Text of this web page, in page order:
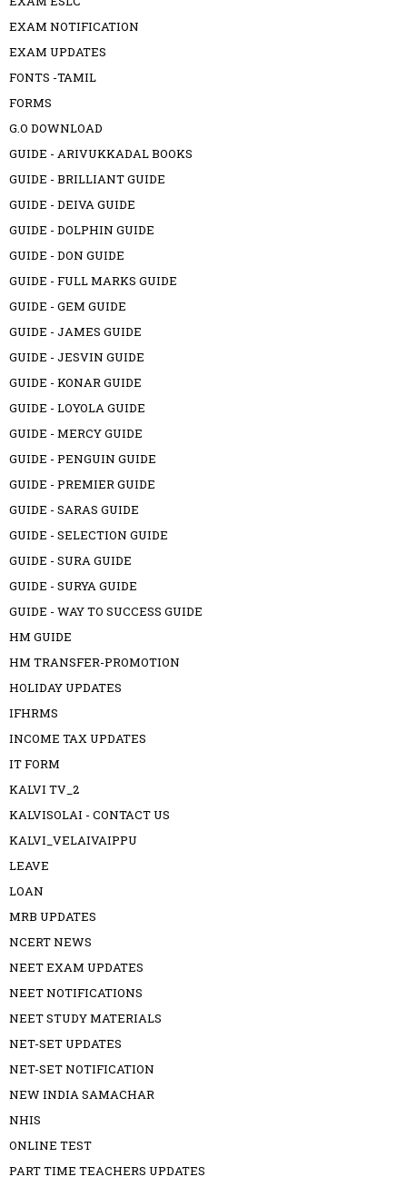
EXAM NOTIFICATION
EXAM UPDATES
FONTS -TAMIL
FORMS
G.O DOWNLOAD
GUIDE - ARIVUKKADAL BOOKS
GUIDE - BRILLIANT GUIDE
GUIDE - DEIVA GUIDE
GUIDE - DOLPHIN GUIDE
GUIDE - DON GUIDE
GUIDE - FULL MARKS GUIDE
GUIDE - GEM GUIDE
GUIDE - JAMES GUIDE
GUIDE - JESVIN GUIDE
GUIDE - KONAR GUIDE
GUIDE - LOYOLA GUIDE
GUIDE - MERCY GUIDE
GUIDE - PENGUIN GUIDE
GUIDE - PREMIER GUIDE
GUIDE - SARAS GUIDE
GUIDE - SELECTION GUIDE
GUIDE - SURA GUIDE
GUIDE - SURYA GUIDE
GUIDE - WAY TO SUCCESS GUIDE
HM GUIDE
HM TRANSFER-PROMOTION
HOLIDAY UPDATES
IFHRMS
INCOME TAX UPDATES
IT FORM
KALVI TV_2
KALVISOLAI - CONTACT US
KALVI_VELAIVAIPPU
LEAVE
LOAN
MRB UPDATES
NCERT NEWS
NEET EXAM UPDATES
NEET NOTIFICATIONS
NEET STUDY MATERIALS
NET-SET UPDATES
NET-SET NOTIFICATION
NEW INDIA SAMACHAR
NHIS
ONLINE TEST
PART TIME TEACHERS UPDATES